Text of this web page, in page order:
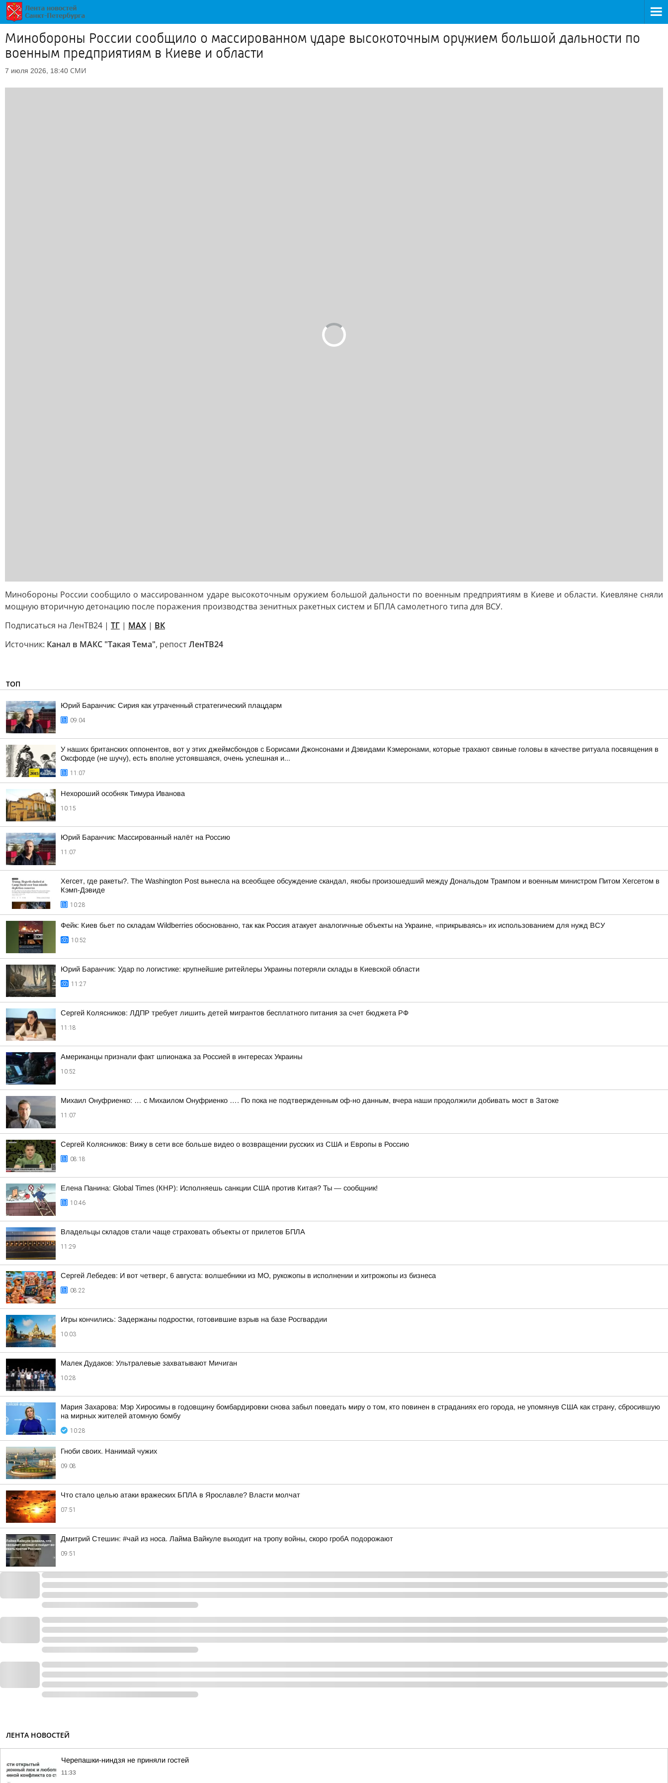
Минобороны России сообщило о массированном ударе высокоточным оружием большой дальности по
военным предприятиям в Киеве и области
7 июля 2026, 18:40 СМИ
Минобороны России сообщило о массированном ударе высокоточным оружием большой дальности по военным предприятиям в Киеве и области. Киевляне сняли
мощную вторичную детонацию после поражения производства зенитных ракетных систем и БПЛА самолетного типа для ВСУ.
Подписаться на ЛенТВ24 | ТГ | МАХ | ВК
Источник: Канал в МАКС "Такая Тема", репостЛенТВ24
ТОП
Юрий Баранчик: Сирия как утраченный стратегический плацдарм
09:04
У наших британских оппонентов, вот у этих джеймсбондов с Борисами Джонсонами и Дэвидами Кэмеронами, которые трахают свиные головы в качестве ритуала посвящения в
Оксфорде (не шучу), есть вполне устоявшаяся, очень успешная и...
11:07
Нехороший особняк Тимура Иванова
10:15
Юрий Баранчик: Массированный налёт на Россию
11:07
Хегсет, где ракеты?. The Washington Post вынесла на всеобщее обсуждение скандал, якобы произошедший между Дональдом Трампом и военным министром Питом Хегсетом в
Кэмп-Дэвиде
10:28
Фейк: Киев бьет по складам Wildberries обоснованно, так как Россия атакует аналогичные объекты на Украине, «прикрываясь» их использованием для нужд ВСУ
10:52
Юрий Баранчик: Удар по логистике: крупнейшие ритейлеры Украины потеряли склады в Киевской области
11:27
Сергей Колясников: ЛДПР требует лишить детей мигрантов бесплатного питания за счет бюджета РФ
11:18
Американцы признали факт шпионажа за Россией в интересах Украины
10:52
Михаил Онуфриенко: … с Михаилом Онуфриенко …. По пока не подтвержденным оф-но данным, вчера наши продолжили добивать мост в Затоке
11:07
Сергей Колясников: Вижу в сети все больше видео о возвращении русских из США и Европы в Россию
08:18
Елена Панина: Global Times (КНР): Исполняешь санкции США против Китая? Ты — сообщник!
10:46
Владельцы складов стали чаще страховать объекты от прилетов БПЛА
11:29
Сергей Лебедев: И вот четверг, 6 августа: волшебники из МО, рукожопы в исполнении и хитрожопы из бизнеса
08:22
Игры кончились: Задержаны подростки, готовившие взрыв на базе Росгвардии
10:03
Малек Дудаков: Ультралевые захватывают Мичиган
10:28
Мария Захарова: Мэр Хиросимы в годовщину бомбардировки снова забыл поведать миру о том, кто повинен в страданиях его города, не упомянув США как страну, сбросившую
на мирных жителей атомную бомбу
10:28
Гноби своих. Нанимай чужих
09:08
Что стало целью атаки вражеских БПЛА в Ярославле? Власти молчат
07:51
Дмитрий Стешин: #чай из носа. Лайма Вайкуле выходит на тропу войны, скоро гробА подорожают
09:51
ЛЕНТА НОВОСТЕЙ
Черепашки-ниндзя не приняли гостей
11:33